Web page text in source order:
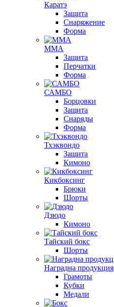
Каратэ
Защита
Снаряжение
Форма
ММА
Защита
Перчатки
Форма
САМБО
Борцовки
Защита
Снаряды
Форма
Тхэквондо
Защита
Кимоно
Кикбоксинг
Брюки
Шорты
Дзюдо
Кимоно
Тайский бокс
Шорты
Наградна продукция
Грамоты
Кубки
Медали